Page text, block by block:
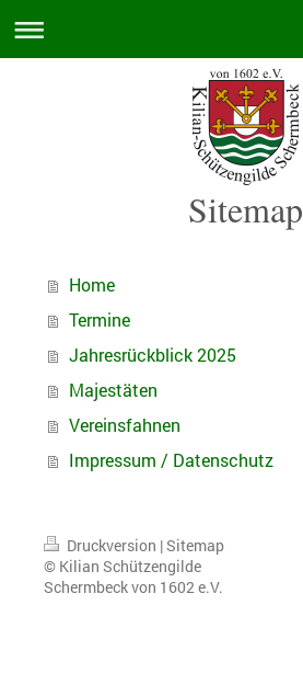
Sitemap
Home
Termine
Jahresrückblick 2025
Majestäten
Vereinsfahnen
Impressum / Datenschutz
Druckversion |Sitemap
© Kilian Schützengilde
Schermbeck von 1602 e.V.